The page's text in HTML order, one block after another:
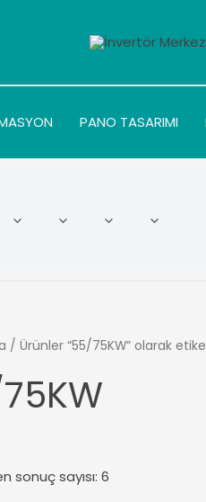
PANO TASARIMI
/ Ürünler “55/75KW” olarak
sonuç sayısı: 6